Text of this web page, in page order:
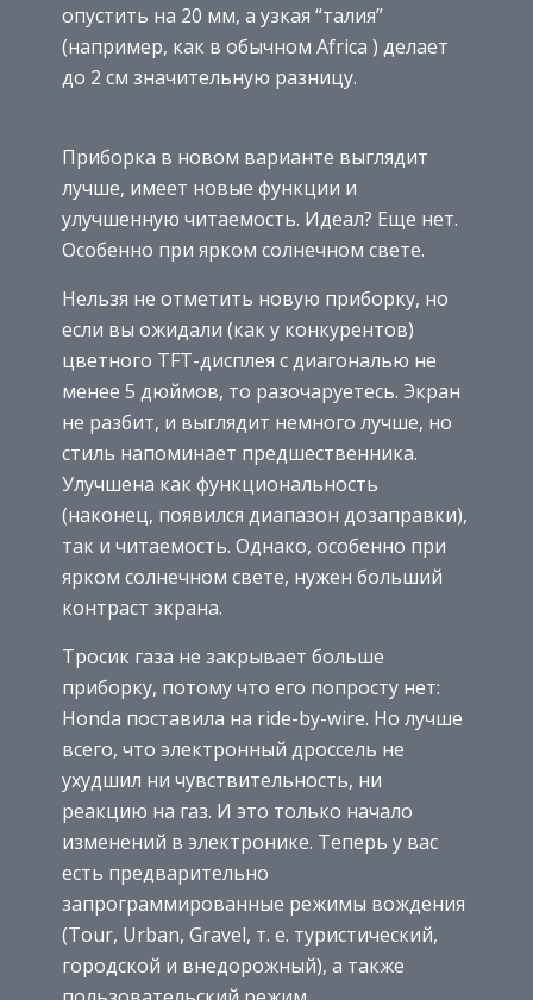
опустить на 20 мм, а узкая “талия”
(например, как в обычном Africa ) делает
до 2 см значительную разницу.
Приборка в новом варианте выглядит
лучше, имеет новые функции и
улучшенную читаемость. Идеал? Еще нет.
Особенно при ярком солнечном свете.
Нельзя не отметить новую приборку, но
если вы ожидали (как у конкурентов)
цветного TFT-дисплея с диагональю не
менее 5 дюймов, то разочаруетесь. Экран
не разбит, и выглядит немного лучше, но
стиль напоминает предшественника.
Улучшена как функциональность
(наконец, появился диапазон дозаправки),
так и читаемость. Однако, особенно при
ярком солнечном свете, нужен больший
контраст экрана.
Тросик газа не закрывает больше
приборку, потому что его попросту нет:
Honda поставила на ride-by-wire. Но лучше
всего, что электронный дроссель не
ухудшил ни чувствительность, ни
реакцию на газ. И это только начало
изменений в электронике. Теперь у вас
есть предварительно
запрограммированные режимы вождения
(Tour, Urban, Gravel, т. е. туристический,
городской и внедорожный), а также